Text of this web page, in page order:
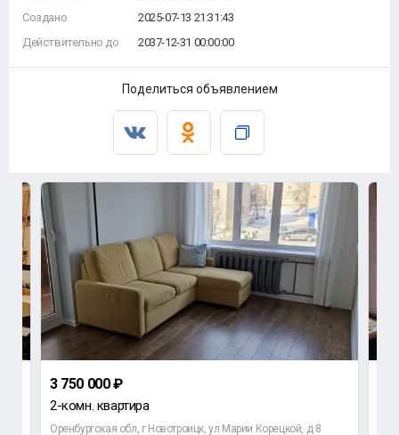
Создано
Действительно до
2025-07-13 21:31:43
2037-12-31 00:00:00
Поделиться объявлением
3 750 000 ₽
2-комн. квартира
Оренбургская обл, г Новотроицк, ул Марии Корецкой, д 8